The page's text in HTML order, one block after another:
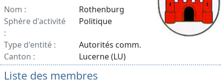
Nom :
Rothenburg
Sphère d'activité
:
Politique
Type d'entité :
Autorités comm.
Canton :
Lucerne (LU)
Liste des membres